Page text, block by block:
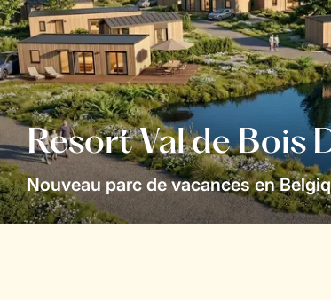
Resort Val de Bois
Nouveau parc de vacances en